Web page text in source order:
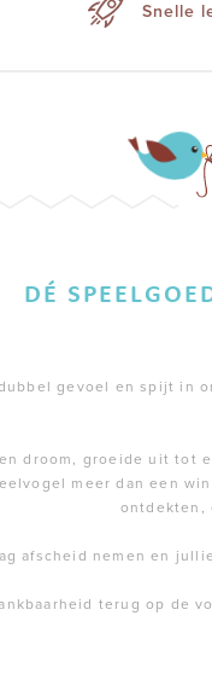
Snelle
DÉ
gevoel en spijt in
droom, groeide uit tot
meer dan een
ontdekten,
afscheid nemen en
terug op de